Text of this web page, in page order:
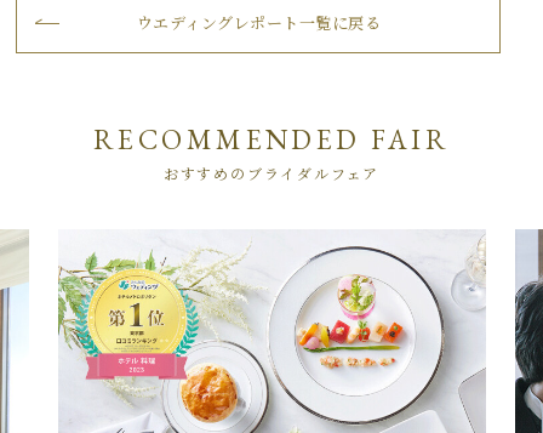
ウエディングレポート一覧に戻る
RECOMMENDED FAIR
おすすめのブライダルフェア